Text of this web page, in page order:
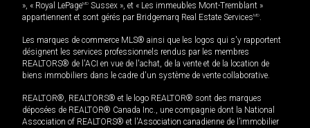
», « Royal LePageMD Sussex », et « Les immeubles Mont-Tremblant »
appartiennent et sont gérés par Bridgemarq Real Estate ServicesMD.
Les marques de commerce MLS® ainsi que les logos qui s'y rapportent
désignent les services professionnels rendus par les membres
REALTORS® de l'ACI en vue de l'achat, de la vente et de la location de
biens immobiliers dans le cadre d'un système de vente collaborative.
REALTOR®, REALTORS® et le logo REALTOR® sont des marques
déposées de REALTOR® Canada Inc., une compagnie dont la National
Association of REALTORS® et l'Association canadienne de l’immobilier